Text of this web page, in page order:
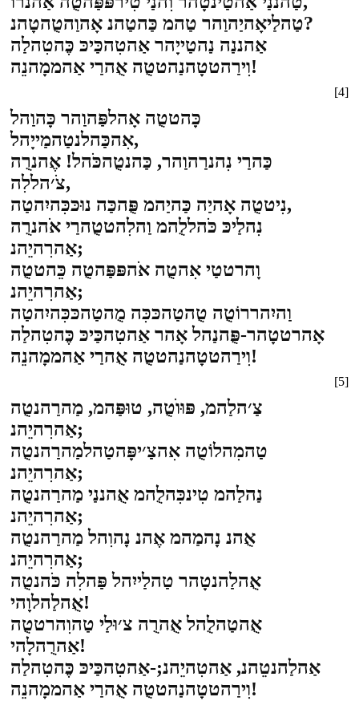
טַהלַיאָהיַהוַהר טַהמ כַּהטַהנ אָהוַהטֻהטָהנ?
אַהננַה נַהטַייָהר אַהטִהכַּיכּ כֶּהטִהלַה
וִירַהטטָהנַהטטֻה אֻהרַי אַהממָהנֵה!
[4]
כָּהטטֻה אָהלפַּהוַהר כָּהוַהל
אִהכַּהלנטַהמַייָהל,
כַּהרַי נִהנרַהוַהר, כַּהנטֻהכֹּהל! אֶהנרֻה
צֹ׳הללִה,
נִיטטֻה אָהיַה כַּהיַהמ פֻּהכַּה נוּכּכִּהיִהטַה,
נִהלַיכּ כֹּהללֻהמ וַהלִהטטֻהרַי אֹהנרֻה
אַהרִהיֵהנ;
וָהרטטַי אִהטֻה אֹהפּפַּהטֻה כֵּהטטֻה
אַהרִהיֵהנ;
וַהיִהררוֹטֻה טֻהטַהכּכִּה מֻהטַהכּכִּהיִהטַה
אָהרטטָהר-פֻּהנַהל אָהר אַהטִהכַּיכּ כֶּהטִהלַה
וִירַהטטָהנַהטטֻה אֻהרַי אַהממָהנֵה!
[5]
צַ׳הלַהמ, פּוּוֺטֻה, טוּפַּהמ, מַהרַהנטֻה
אַהרִהיֵהנ;
טַהמִהלוֹטֻה אִהצַ׳יפָּהטַהלמַהרַהנטֻה
אַהרִהיֵהנ;
נַהלַהמ טִינכִּהלֻהמ אֻהננַי מַהרַהנטֻה
אַהרִהיֵהנ;
אֻהנ נָהמַהמ אֶהנ נָהוִהל מַהרַהנטֻה
אַהרִהיֵהנ;
אֻהלַהנטָהר טַהלַייִהל פַּהלִה כֹּהנטֻה
אֻהלַהלוָהי!
אֻהטַהלֻהל אֻהרֻה צ׳וּלַי טַהוִהרטטֻה
אַהרֻהלָהי!
אַהלַהנטֵהנ, אַהטִהיֵהנ;-אַהטִהכַּיכּ כֶּהטִהלַה
וִירַהטטָהנַהטטֻה אֻהרַי אַהממָהנֵה!